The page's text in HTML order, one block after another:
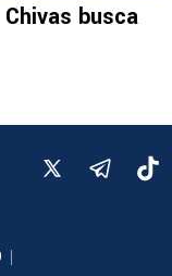
busca
|